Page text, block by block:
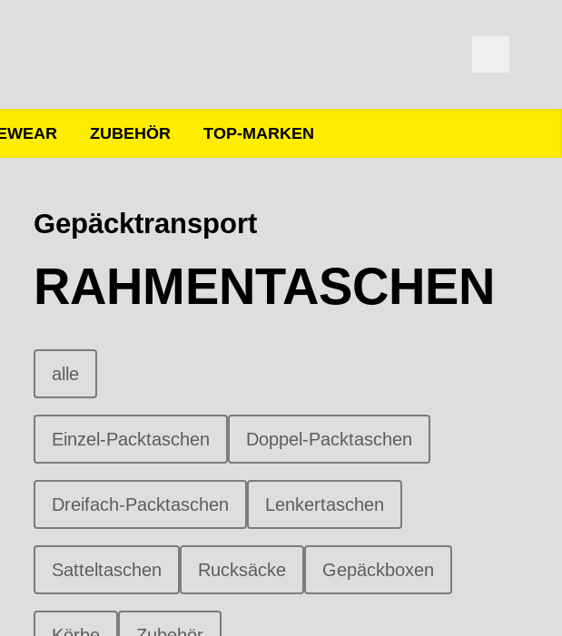
ZUBEHÖR TOP-MARKEN
Gepäcktransport
RAHMENTASCHEN
alle
Einzel-Packtaschen Doppel-Packtaschen
Dreifach-Packtaschen Lenkertaschen
Satteltaschen Rucksäcke Gepäckboxen